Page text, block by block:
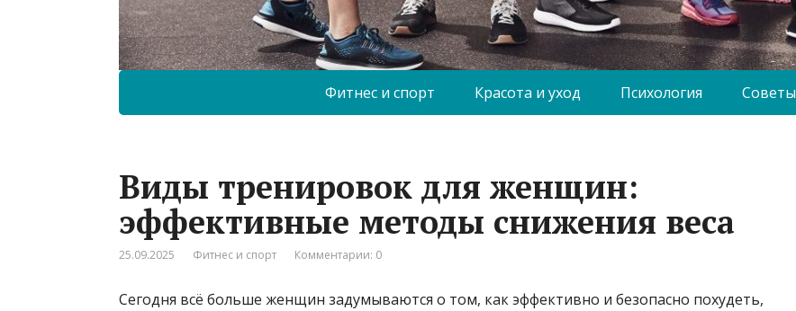
Фитнес и спорт Красота и уход Психология Советы
Виды тренировок для женщин:
эффективные методы снижения веса
25.09.2025 Фитнес и спорт Комментарии: 0
Сегодня всё больше женщин задумываются о том, как эффективно и безопасно похудеть,